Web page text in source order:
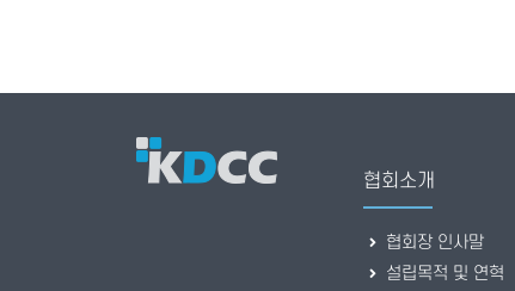
협회소개
협회장 인사말
설립목적 및 연혁